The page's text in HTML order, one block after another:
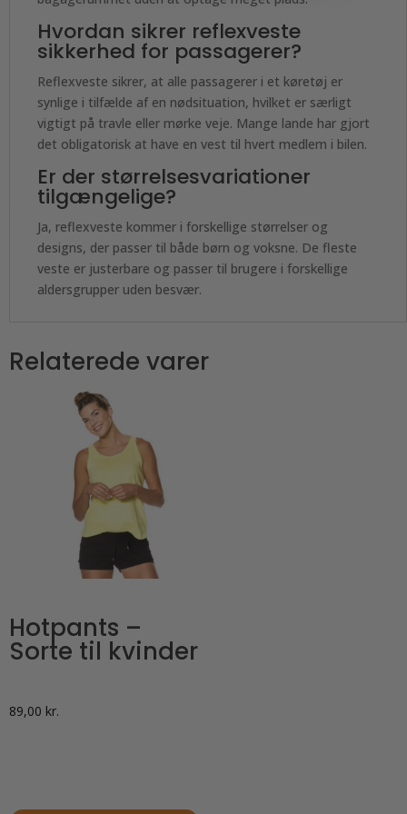
Hvordan sikrer reflexveste
sikkerhed for passagerer?
Reflexveste sikrer, at alle passagerer i et køretøj er
synlige i tilfælde af en nødsituation, hvilket er særligt
vigtigt på travle eller mørke veje. Mange lande har gjort
det obligatorisk at have en vest til hvert medlem i bilen.
Er der størrelsesvariationer
tilgængelige?
Ja, reflexveste kommer i forskellige størrelser og
designs, der passer til både børn og voksne. De fleste
veste er justerbare og passer til brugere i forskellige
aldersgrupper uden besvær.
Relaterede varer
Hotpants –
Sorte til kvinder
89,00 kr.